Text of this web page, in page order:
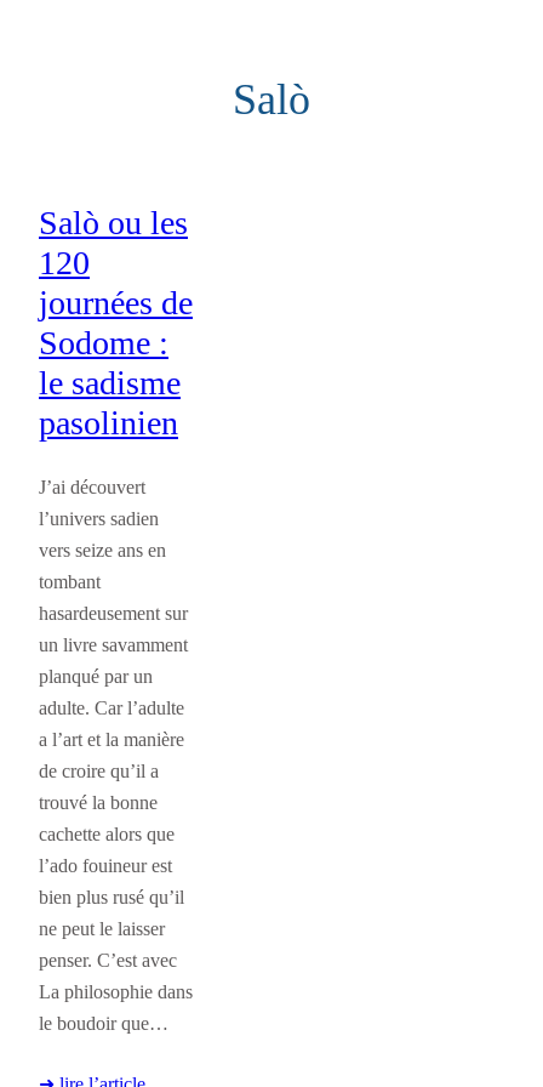
Salò
Salò ou les
120
journées de
Sodome :
le sadisme
pasolinien
J’ai découvert
l’univers sadien
vers seize ans en
tombant
hasardeusement sur
un livre savamment
planqué par un
adulte. Car l’adulte
a l’art et la manière
de croire qu’il a
trouvé la bonne
cachette alors que
l’ado fouineur est
bien plus rusé qu’il
ne peut le laisser
penser. C’est avec
La philosophie dans
le boudoir que…